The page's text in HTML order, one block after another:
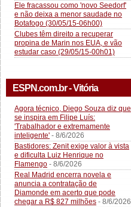
Ele fracassou como 'novo Seedorf'
e não deixa a menor saudade no
Botafogo (30/05/15-06h00)
Clubes têm direito a recuperar
propina de Marin nos EUA, e vão
estudar caso (29/05/15-00h01)
ESPN.com.br - Vitória
Agora técnico, Diego Souza diz que
se inspira em Filipe Luís:
'Trabalhador e extremamente
inteligente' - 8/6/2026
Bastidores: Zenit exige valor à vista
e dificulta Luiz Henrique no
Flamengo - 8/6/2026
Real Madrid encerra novela e
anuncia a contratação de
Diamonde em acerto que pode
chegar a R$ 827 milhões - 8/6/2026